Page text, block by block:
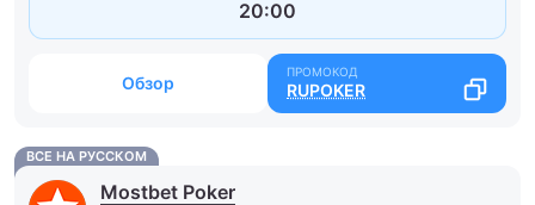
20:00
Обзор RUPOKER
ВСЕ НА РУССКОМ
Mostbet Poker